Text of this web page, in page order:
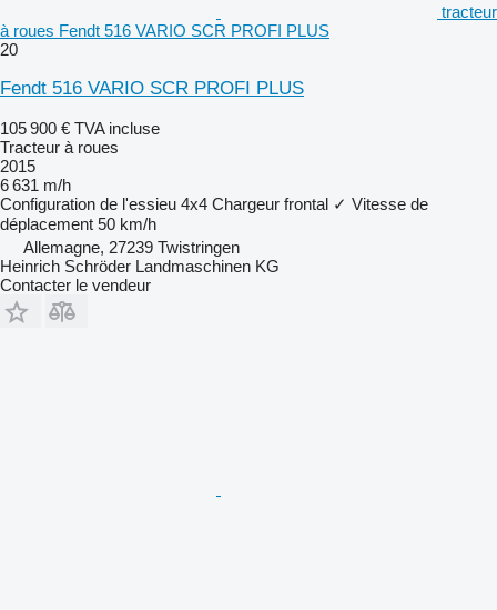
tracteur
à roues Fendt 516 VARIO SCR PROFI PLUS
20
Fendt 516 VARIO SCR PROFI PLUS
105 900 € TVA incluse
Tracteur à roues
2015
6 631 m/h
Configuration de l'essieu 4x4 Chargeur frontal ✓ Vitesse de
déplacement 50 km/h
Allemagne, 27239 Twistringen
Heinrich Schröder Landmaschinen KG
Contacter le vendeur